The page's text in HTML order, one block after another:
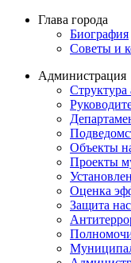
Глава города
Биография
Советы и
Администрация
Структура
Объекты
Проекты
Оценка
Защита